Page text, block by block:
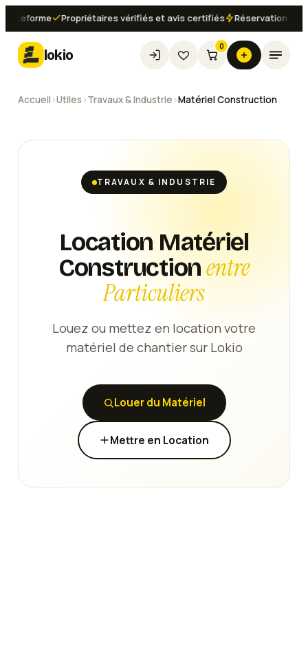
Propriétaires vérifiés et avis certifiés Réservation
lokio
0
Accueil ›Utiles ›Travaux & Industrie ›Matériel Construction
TRAVAUX & INDUSTRIE
Location Matériel
Constructionentre
Particuliers
Louez ou mettez en location votre
matériel de chantier sur Lokio
Louer du Matériel
Mettre en Location